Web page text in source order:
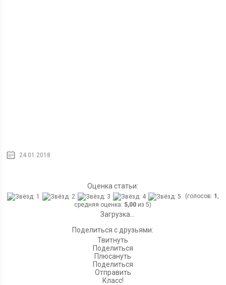
24.01.2018
Оценка статьи:
(голосов: 1 ,
средняя оценка: 5,00 из 5)
Загрузка...
Поделиться с друзьями:
Твитнуть
Поделиться
Плюсануть
Поделиться
Отправить
Класс!